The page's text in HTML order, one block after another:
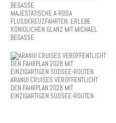
MAJESTÄTISCHE A-ROSA
FLUSSKREUZFAHRTEN: ERLEBE
KÖNIGLICHEN GLANZ MIT MICHAEL
BEGASSE
ARANUI CRUISES VERÖFFENTLICHT
DEN FAHRPLAN 2028 MIT
EINZIGARTIGEN SÜDSEE-ROUTEN